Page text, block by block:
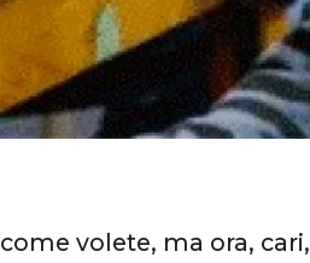
volete, ma ora, cari,